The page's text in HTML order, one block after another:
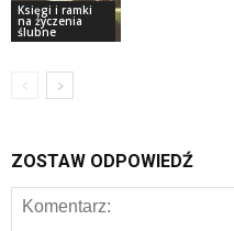
Księgi i ramki
na życzenia
ślubne
ZOSTAW ODPOWIEDŹ